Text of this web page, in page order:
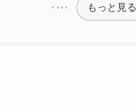
もっと見る